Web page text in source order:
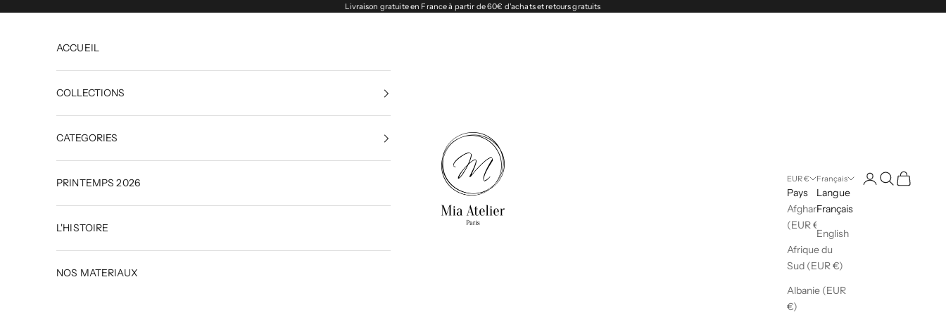
Livraison gratuite en France à partir de 60€ d'achats et retours gratuits
Miaatelier
EUR €
Pays
Afghanistan
(EUR €)
Afrique du
Sud (EUR €)
Albanie (EUR
€)
Français
Langue
Français
English
Ouvrir le compte
Ouvrir la
Voir le
ACCUEIL
COLLECTIONS
CATEGORIES
PRINTEMPS 2026
L'HISTOIRE
NOS MATERIAUX